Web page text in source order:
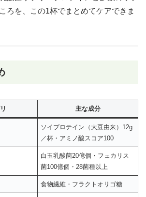
ろを、この1杯でまとめてケアできま
主な成分
ソイプロテイン（大豆由来）12g
／杯・アミノ酸スコア100
白玉乳酸菌20億個・フェカリス
菌100億個・28菌種以上
食物繊維・フラクトオリゴ糖